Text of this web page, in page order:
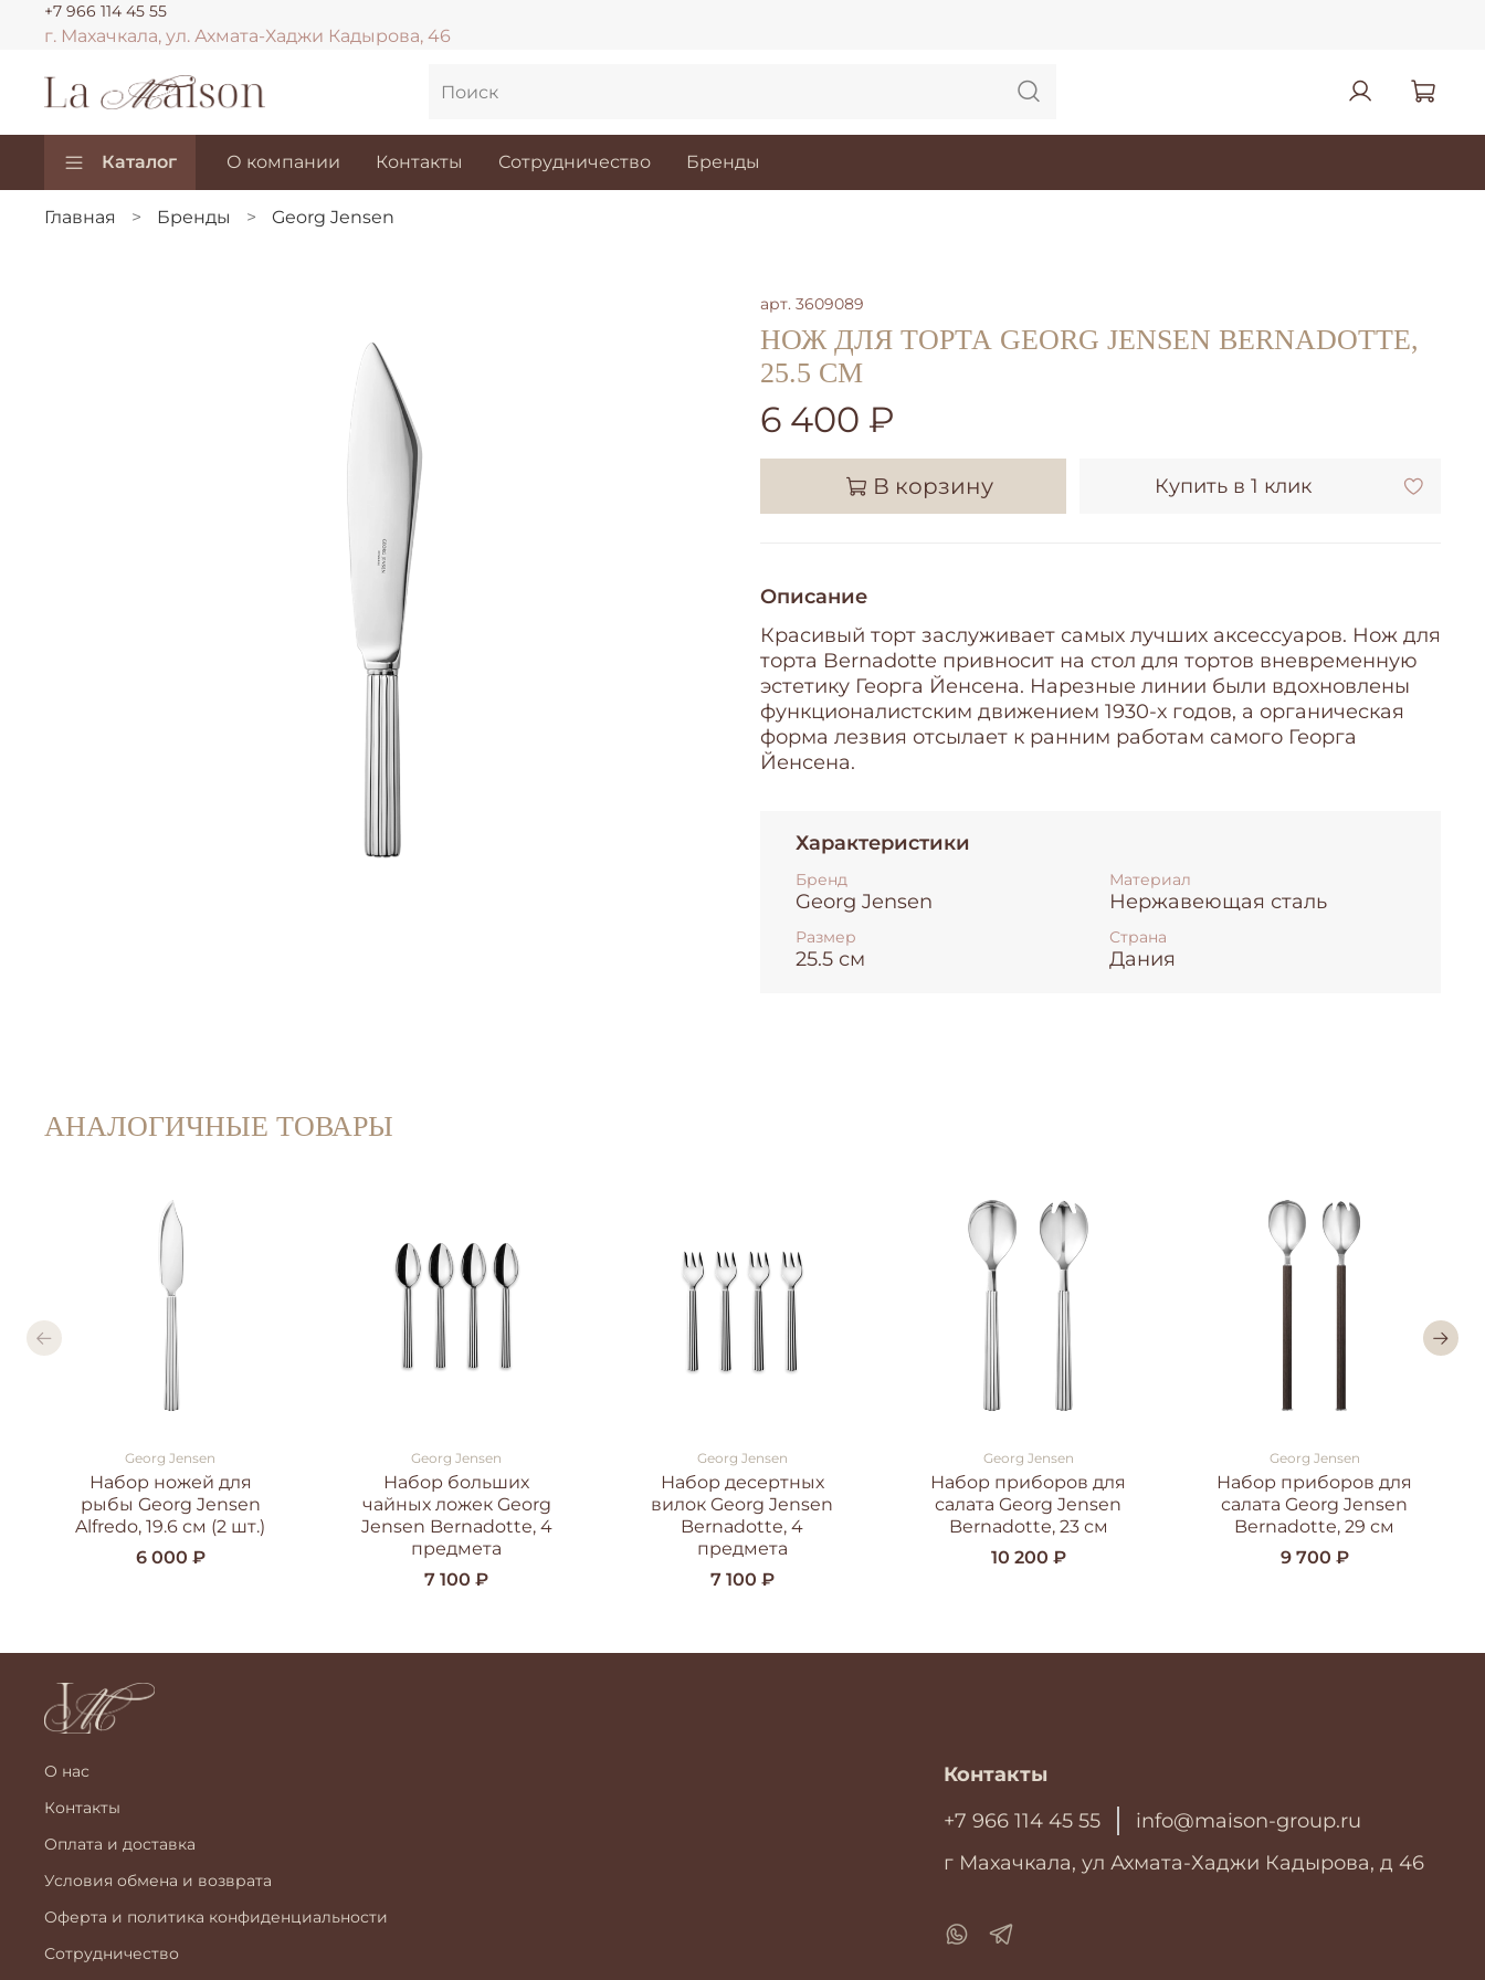
г. Махачкала, ул. Ахмата-Хаджи Кадырова, 46
+7 966 114 45 55
Каталог О компании Контакты Сотрудничество Бренды
Главная Бренды Georg Jensen
арт. 3609089
НОЖ ДЛЯ ТОРТА GEORG JENSEN BERNADOTTE,
25.5 СМ
6 400 ₽
В корзину Купить в 1 клик
Описание
Красивый торт заслуживает самых лучших аксессуаров. Нож для
торта Bernadotte привносит на стол для тортов вневременную
эстетику Георга Йенсена. Нарезные линии были вдохновлены
функционалистским движением 1930-х годов, а органическая
форма лезвия отсылает к ранним работам самого Георга
Йенсена.
Характеристики
Бренд
Georg Jensen
Материал
Нержавеющая сталь
Размер
25.5 см
Страна
Дания
АНАЛОГИЧНЫЕ ТОВАРЫ
Georg Jensen
Набор ножей для
рыбы Georg Jensen
Alfredo, 19.6 см (2 шт.)
6 000 ₽
Georg Jensen
Набор больших
чайных ложек Georg
Jensen Bernadotte, 4
предмета
7 100 ₽
Georg Jensen
Набор десертных
вилок Georg Jensen
Bernadotte, 4
предмета
7 100 ₽
Georg Jensen
Набор приборов для
салата Georg Jensen
Bernadotte, 23 см
10 200 ₽
Georg Jensen
Набор приборов для
салата Georg Jensen
Bernadotte, 29 см
9 700 ₽
О нас
Контакты
Оплата и доставка
Условия обмена и возврата
Оферта и политика конфиденциальности
Сотрудничество
Контакты
+7 966 114 45 55
info@maison-group.ru
г Махачкала, ул Ахмата-Хаджи Кадырова, д 46